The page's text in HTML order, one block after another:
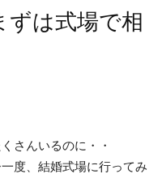
ずは式場で相
さんいるのに・・
度、結婚式場に行ってみ